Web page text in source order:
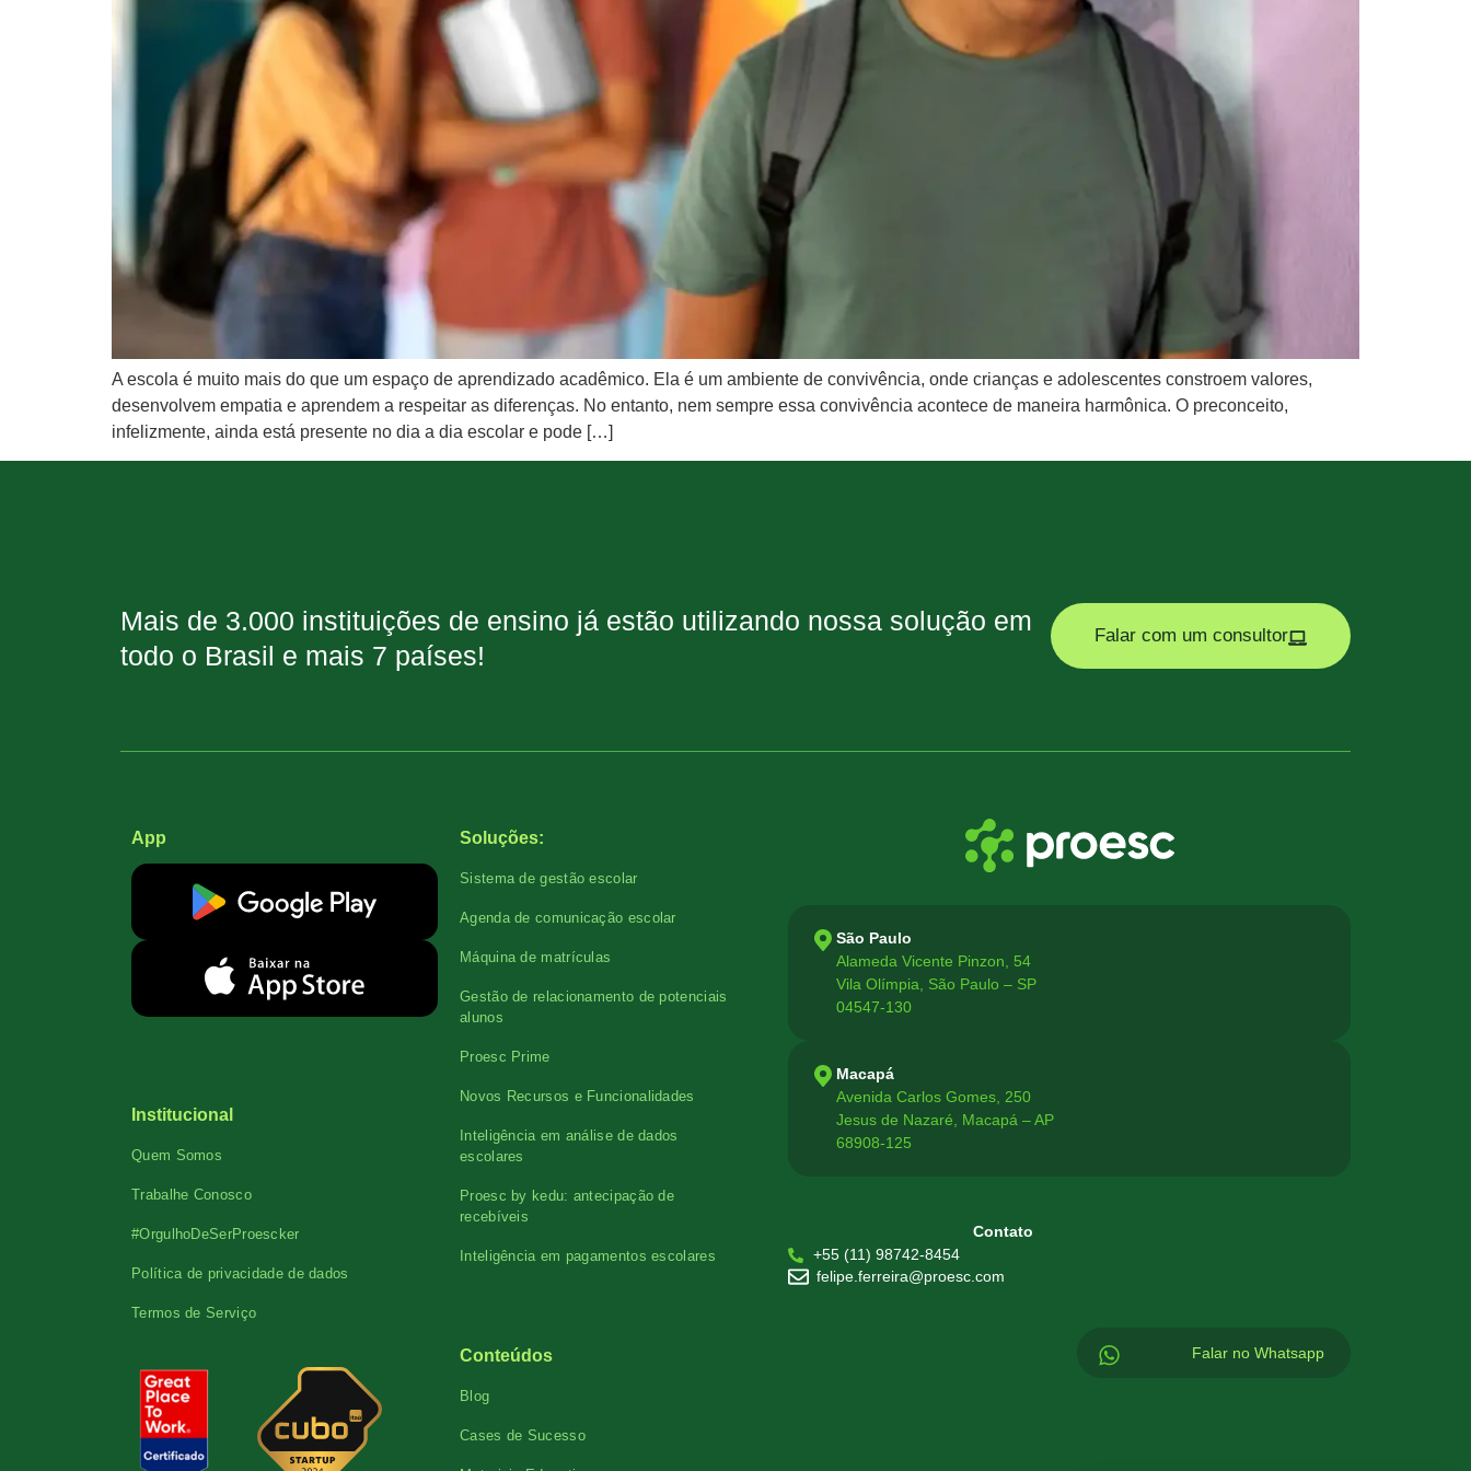
A escola é muito mais do que um espaço de aprendizado acadêmico. Ela é um ambiente de convivência, onde crianças e adolescentes constroem valores,
desenvolvem empatia e aprendem a respeitar as diferenças. No entanto, nem sempre essa convivência acontece de maneira harmônica. O preconceito,
infelizmente, ainda está presente no dia a dia escolar e pode […]
Mais de 3.000 instituições de ensino já estão utilizando nossa solução em
todo o Brasil e mais 7 países!
Falar com um consultor
App
Institucional
Quem Somos
Trabalhe Conosco
#OrgulhoDeSerProescker
Política de privacidade de dados
Termos de Serviço
Soluções:
Sistema de gestão escolar
Agenda de comunicação escolar
Máquina de matrículas
Gestão de relacionamento de potenciais
alunos
Proesc Prime
Novos Recursos e Funcionalidades
Inteligência em análise de dados
escolares
Proesc by kedu: antecipação de
recebíveis
Inteligência em pagamentos escolares
Conteúdos
Blog
Cases de Sucesso
São Paulo
Alameda Vicente Pinzon, 54
Vila Olímpia, São Paulo – SP
04547-130
Macapá
Avenida Carlos Gomes, 250
Jesus de Nazaré, Macapá – AP
68908-125
Contato
+55 (11) 98742-8454
felipe.ferreira@proesc.com
Falar no Whatsapp